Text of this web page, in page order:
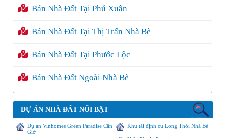
Bán Nhà Đất Tại Phú Xuân
Bán Nhà Đất Tại Thị Trấn Nhà Bè
Bán Nhà Đất Tại Phước Lộc
Bán Nhà Đất Ngoài Nhà Bè
DỰ ÁN NHÀ ĐẤT NỔI BẬT
Dự án Vinhomes Green Paradise Cần
Giờ
Khu tái định cư Long Thới Nhà Bè